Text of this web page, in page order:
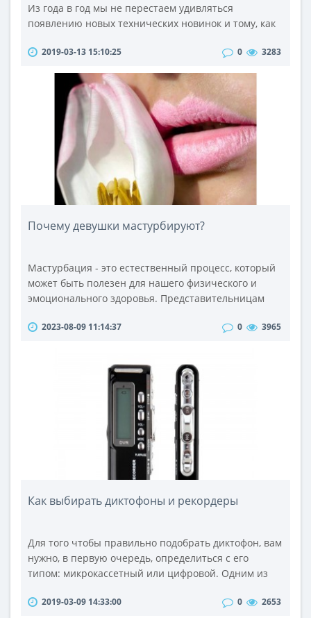
Из года в год мы не перестаем удивляться
появлению новых технических новинок и тому, как
ассортимент компьютерных аксессуаров,
позволяет очень быстро с учетом Ваших запросов и
финансовых возможностей подобрать необходимое
устройство или аксессуар.Мы предлагаем
термопасту Zalm..
2019-03-13 15:10:25 0 3283
Почему девушки мастурбируют?
Мастурбация - это естественный процесс, который
может быть полезен для нашего физического и
эмоционального здоровья. Представительницам
мастурбация клитора, для этого даже существует во
инновационные и качественные стимуляторы для
клитора. Мастурбация – это не стыдно и ..
2023-08-09 11:14:37 0 3965
Как выбирать диктофоны и рекордеры
Для того чтобы правильно подобрать диктофон, вам
нужно, в первую очередь, определиться с его
типом: микрокассетный или цифровой. Одним из
максимальная продолжительность аудиозаписи.
2019-03-09 14:33:00 0 2653